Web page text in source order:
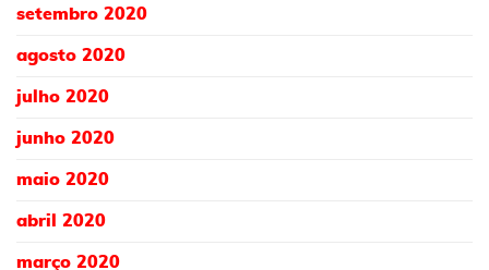
setembro 2020
agosto 2020
julho 2020
junho 2020
maio 2020
abril 2020
março 2020